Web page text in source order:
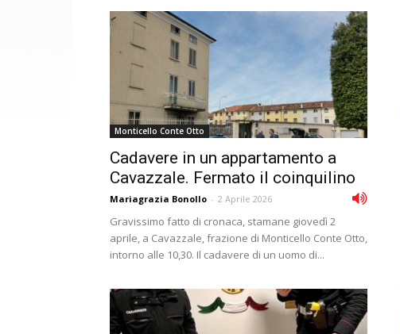
Monticello Conte Otto
Cadavere in un appartamento a
Cavazzale. Fermato il coinquilino
Mariagrazia Bonollo - 2 Aprile 2026
Gravissimo fatto di cronaca, stamane giovedì 2
aprile, a Cavazzale, frazione di Monticello Conte Otto,
intorno alle 10,30. Il cadavere di un uomo di...